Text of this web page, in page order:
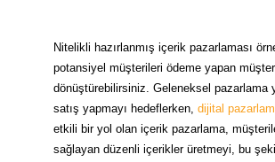
Nitelikli hazırlanmış içerik pazarlaması
potansiyel müşterileri ödeme yapan
dönüştürebilirsiniz. Geleneksel pazarlama
satış yapmayı hedeflerken, dijital
etkili bir yol olan içerik pazarlama,
sağlayan düzenli içerikler üretmeyi, bu